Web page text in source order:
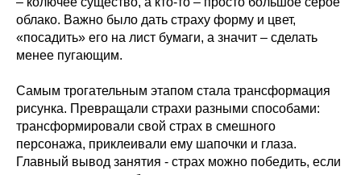
облако. Важно было дать страху форму и цвет,
«посадить» его на лист бумаги, а значит – сделать
менее пугающим.
Самым трогательным этапом стала трансформация
рисунка. Превращали страхи разными способами:
трансформировали свой страх в смешного
персонажа, приклеивали ему шапочки и глаза.
Главный вывод занятия - страх можно победить, если